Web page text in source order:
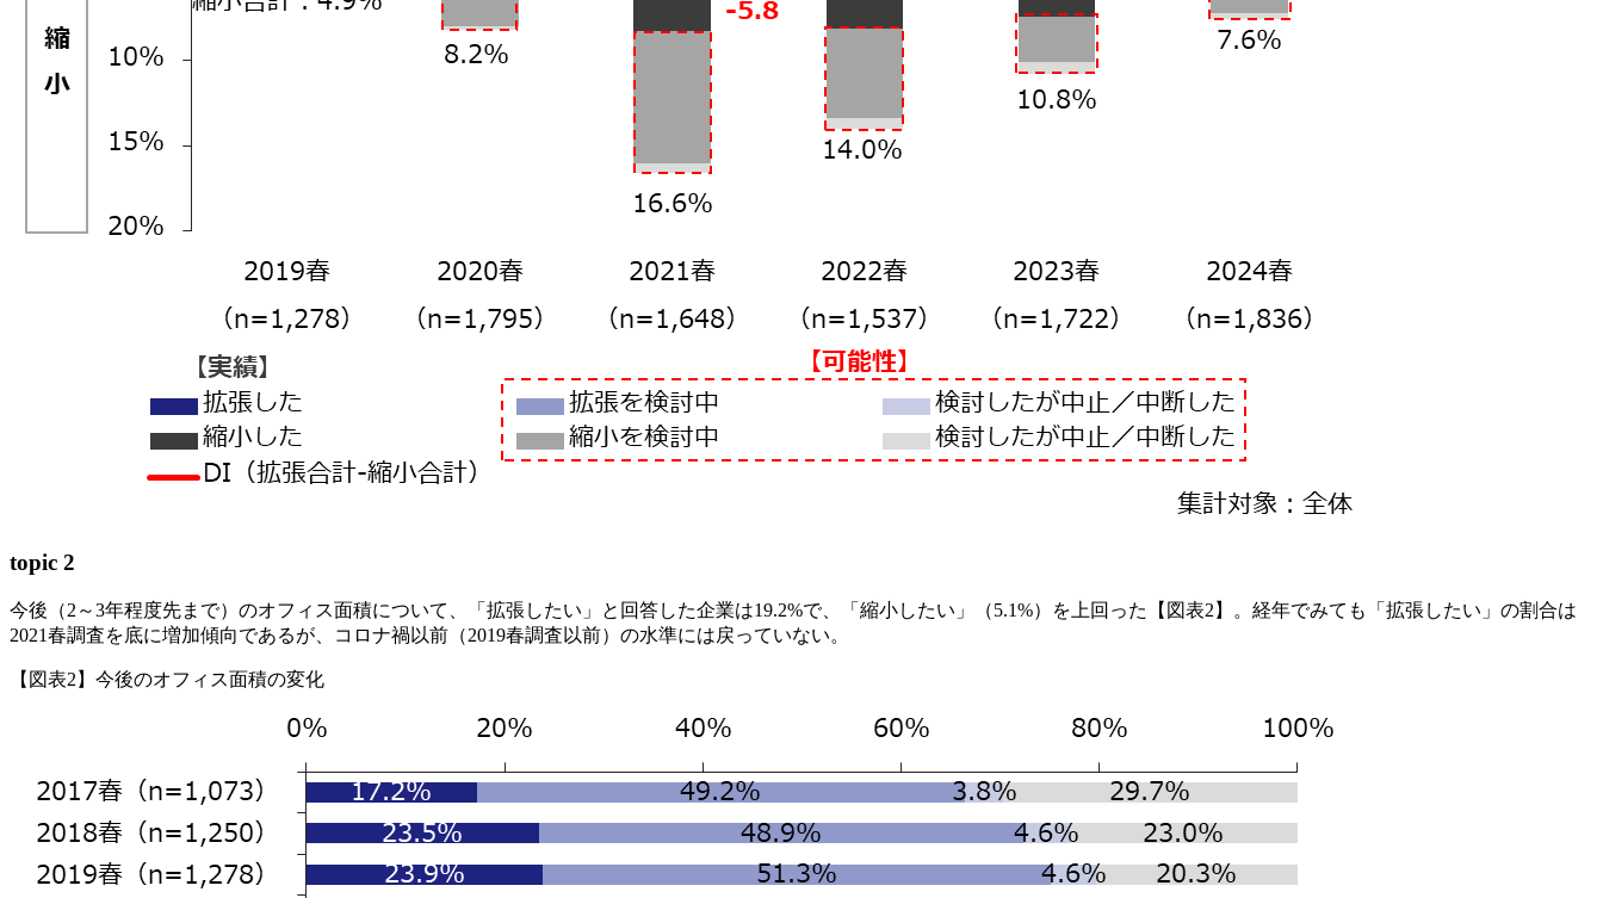
topic 2
今後（2～3年程度先まで）のオフィス面積について、「拡張したい」と回答した企業は19.2%で、「縮小したい」（5.1%）を上回った【図表2】。経年でみても「拡張したい」の割合は
2021春調査を底に増加傾向であるが、コロナ禍以前（2019春調査以前）の水準には戻っていない。
【図表2】今後のオフィス面積の変化